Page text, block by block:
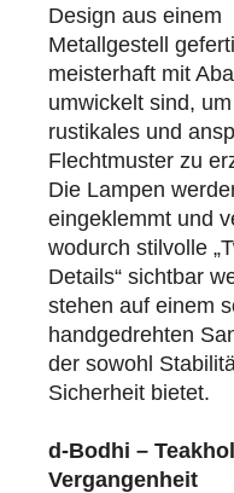
Design aus einem
Metallgestell
meisterhaft mit
umwickelt sind,
rustikales und
Flechtmuster zu
Die Lampen
eingeklemmt und
wodurch stilvolle
Details“ sichtbar
stehen auf einem
handgedrehten
der sowohl
Sicherheit bietet.
d-Bodhi –
Vergangenheit